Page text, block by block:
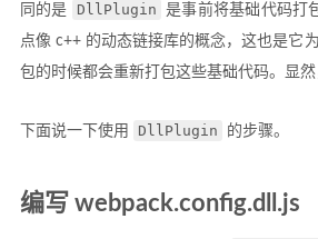
同的是
DllPlugin
是事前将基础代码打
点像 c++ 的动态链接库的概念，这也是它
包的时候都会重新打包这些基础代码。显然
下面说一下使用 DllPlugin 的步骤。
编写 webpack.config.dll.js